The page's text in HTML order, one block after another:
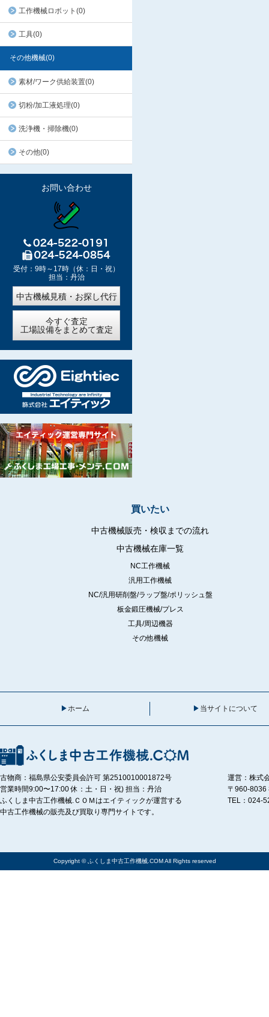
工作機械ロボット(0)
工具(0)
その他機械(0)
素材/ワーク供給装置(0)
切粉/加工液処理(0)
洗浄機・掃除機(0)
その他(0)
お問い合わせ
受付：9時～17時（休：日・祝）
担当：丹治
中古機械見積・お探し代行
今すぐ査定
工場設備をまとめて査定
買いたい
中古機械販売・検収までの流れ
中古機械在庫一覧
NC工作機械
汎用工作機械
NC/汎用研削盤/ラップ盤/ポリッシュ盤
板金鍛圧機械/プレス
工具/周辺機器
その他機械
ホーム 当サイトについて
古物商：福島県公安委員会許可 第2510010001872号
営業時間9:00〜17:00 休：土・日・祝) 担当：丹治
ふくしま中古工作機械.ＣＯＭはエイティックが運営する
中古工作機械の販売及び買取り専門サイトです。
運営：株式
〒960-8036
TEL：024-
Copyright © ふくしま中古工作機械.COM All Rights reserved